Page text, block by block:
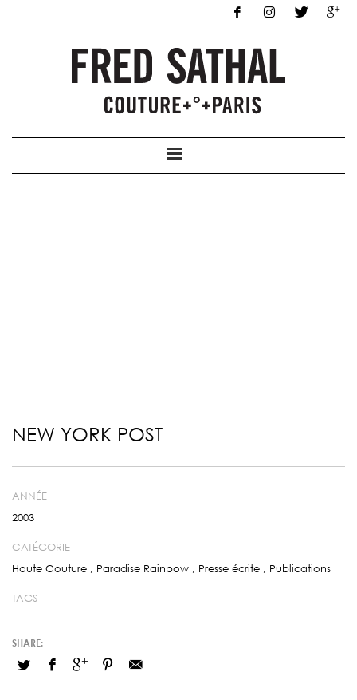
NEW YORK POST
ANNÉE
2003
CATÉGORIE
Haute Couture , Paradise Rainbow , Presse écrite , Publications
TAGS